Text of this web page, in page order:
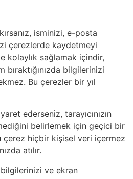
isminizi, e-posta
çerezlerde kaydetmeyi
kolaylık sağlamak içindir,
bilgilerinizi
Bu çerezler bir yıl
ederseniz, tarayıcınızın
belirlemek için geçici bir
çerez hiçbir kişisel veri içermez
atılır.
bilgilerinizi ve ekran